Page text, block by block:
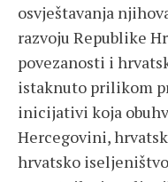
osvještavanja
razvoju Republike
povezanosti i
istaknuto prilikom
inicijativi koja
Hercegovini,
hrvatsko